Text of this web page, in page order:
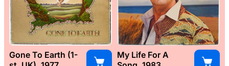
Gone To Earth (1-
My Life For A